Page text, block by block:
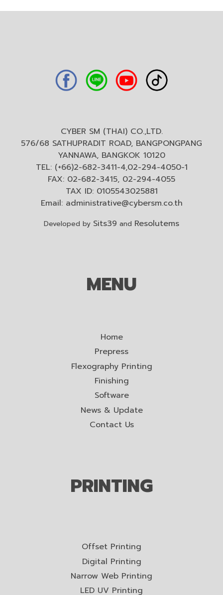
CYBER SM (THAI) CO.,LTD.
576/68 SATHUPRADIT ROAD, BANGPONGPANG
YANNAWA, BANGKOK 10120
TEL: (+66)2-682-3411-4,02-294-4050-1
FAX: 02-682-3415, 02-294-4055
TAX ID: 0105543025881
Email: administrative@cybersm.co.th
Developed by Sits39 and Resolutems
MENU
Home
Prepress
Flexography Printing
Finishing
Software
News & Update
Contact Us
PRINTING
Offset Printing
Digital Printing
Narrow Web Printing
LED UV Printing